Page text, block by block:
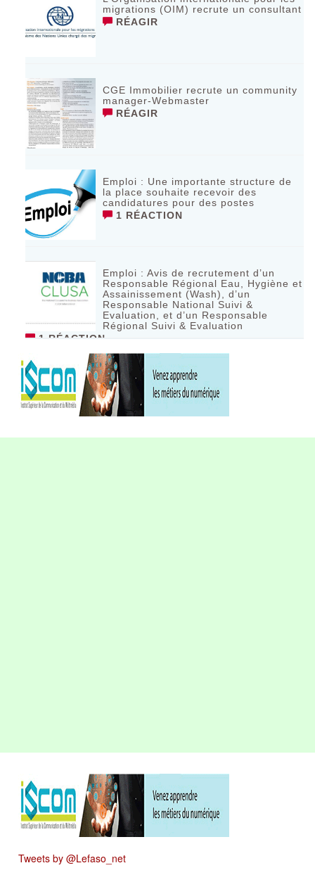
migrations (OIM) recrute un consultant
RÉAGIR
CGE Immobilier recrute un community
manager-Webmaster
RÉAGIR
Emploi : Une importante structure de
la place souhaite recevoir des
candidatures pour des postes
1 RÉACTION
Emploi : Avis de recrutement d’un
Responsable Régional Eau, Hygiène et
Assainissement (Wash), d’un
Responsable National Suivi &
Evaluation, et d’un Responsable
Régional Suivi & Evaluation
1 RÉACTION
Tweets by @Lefaso_net